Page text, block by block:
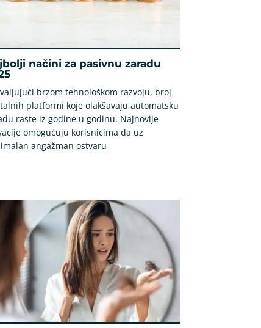
načini za pasivnu zaradu
brzom tehnološkom razvoju, broj
platformi koje olakšavaju automatsku
raste iz godine u godinu. Najnovije
omogućuju korisnicima da uz
angažman ostvaru